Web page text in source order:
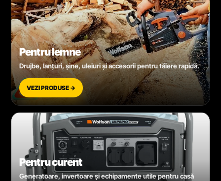
Pentru lemne
Drujbe, lanțuri, șine, uleiuri și accesorii pentru tăiere rapidă.
VEZI PRODUSE →
Pentru curent
Generatoare, invertoare și echipamente utile pentru casă